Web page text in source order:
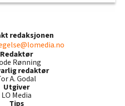
redaksjonen
Redaktør
Rønning
redaktør
A. Godal
Utgiver
LO Media
Tips